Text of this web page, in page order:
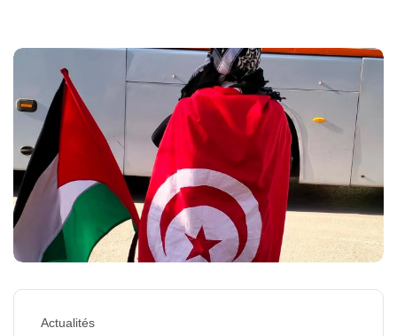
Actualités